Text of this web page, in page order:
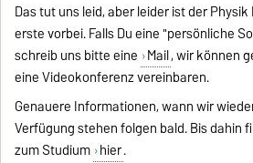
Das tut uns leid, aber leider ist der
erste vorbei. Falls Du eine "persönliche
schreib uns bitte eine Mail, wir können
eine Videokonferenz vereinbaren.
Genauere Informationen, wann wir
Verfügung stehen folgen bald. Bis dahin
zum Studium hier.